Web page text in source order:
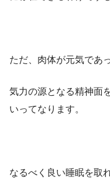
ただ、肉体が元気であ
気力の源となる精神面
いってなります。
なるべく良い睡眠を取